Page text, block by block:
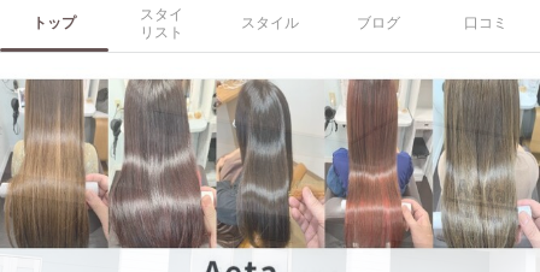
トップ
スタイ
リスト
スタイル ブログ 口コミ